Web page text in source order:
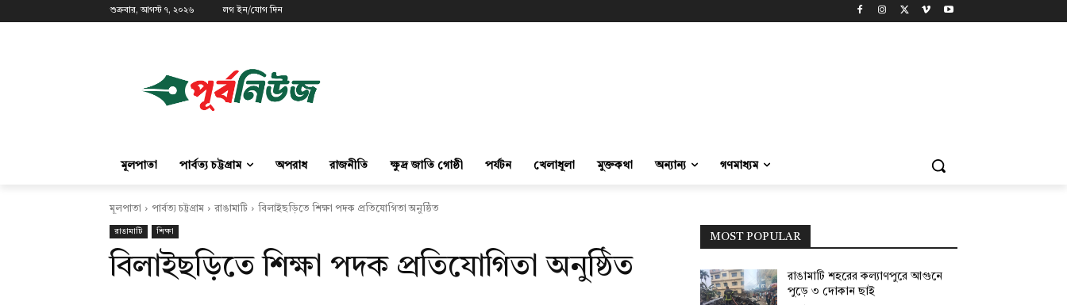
শুক্রবার, আগস্ট ৭, ২০২৬ লগ ইন/যোগ দিন
মূলপাতা পার্বত্য চট্টগ্রাম অপরাধ রাজনীতি ক্ষুদ্র জাতি গোষ্ঠী পর্যটন খেলাধূলা মুক্তকথা অন্যান্য গণমাধ্যম
মূলপাতা পার্বত্য চট্টগ্রাম রাঙামাটি বিলাইছড়িতে শিক্ষা পদক প্রতিযোগিতা অনুষ্ঠিত
রাঙামাটি শিক্ষা
বিলাইছড়িতে শিক্ষা পদক প্রতিযোগিতা অনুষ্ঠিত
MOST POPULAR
রাঙামাটি শহরের কল্যাণপুরে আগুনে
পুড়ে ৩ দোকান ছাই